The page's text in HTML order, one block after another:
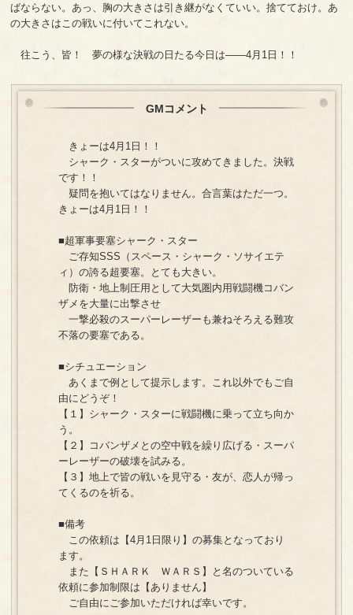
ばならない。あっ、胸の大きさは引き継がなくていい。捨てておけ。あ
の大きさはこの戦いに付いてこれない。
往こう、皆！ 夢の様な決戦の日たる今日は――4月1日！！
GMコメント
きょーは4月1日！！
シャーク・スターがついに攻めてきました。決戦
です！！
疑問を抱いてはなりません。合言葉はただ一つ。
きょーは4月1日！！
■超軍事要塞シャーク・スター
ご存知SSS（スペース・シャーク・ソサイエテ
ィ）の誇る超要塞。とても大きい。
防衛・地上制圧用として大気圏内用戦闘機コバン
ザメを大量に出撃させ
一撃必殺のスーパーレーザーも兼ねそろえる難攻
不落の要塞である。
■シチュエーション
あくまで例として提示します。これ以外でもご自
由にどうぞ！
【１】シャーク・スターに戦闘機に乗って立ち向か
う。
【２】コバンザメとの空中戦を繰り広げる・スーパ
ーレーザーの破壊を試みる。
【３】地上で皆の戦いを見守る・友が、恋人が帰っ
てくるのを祈る。
■備考
この依頼は【4月1日限り】の募集となっており
ます。
また【ＳＨＡＲＫ ＷＡＲＳ】と名のついている
依頼に参加制限は【ありません】
ご自由にご参加いただければ幸いです。